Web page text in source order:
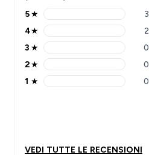
5 stars rating 3 reviews
5★ 3
4 stars rating 2 reviews
4★ 2
3 stars rating 0 reviews
3 ★ 0
2 stars rating 0 reviews
2★ 0
1 stars rating 0 reviews
1 ★ 0
VEDI TUTTE LE RECENSIONI